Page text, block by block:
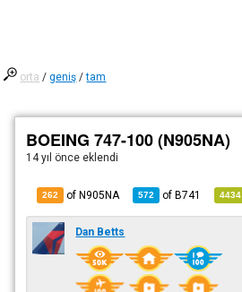
orta /geniş /tam
BOEING 747-100 (N905NA)
14 yıl önce eklendi
262 of N905NA 572 ofB741 4434
Dan Betts